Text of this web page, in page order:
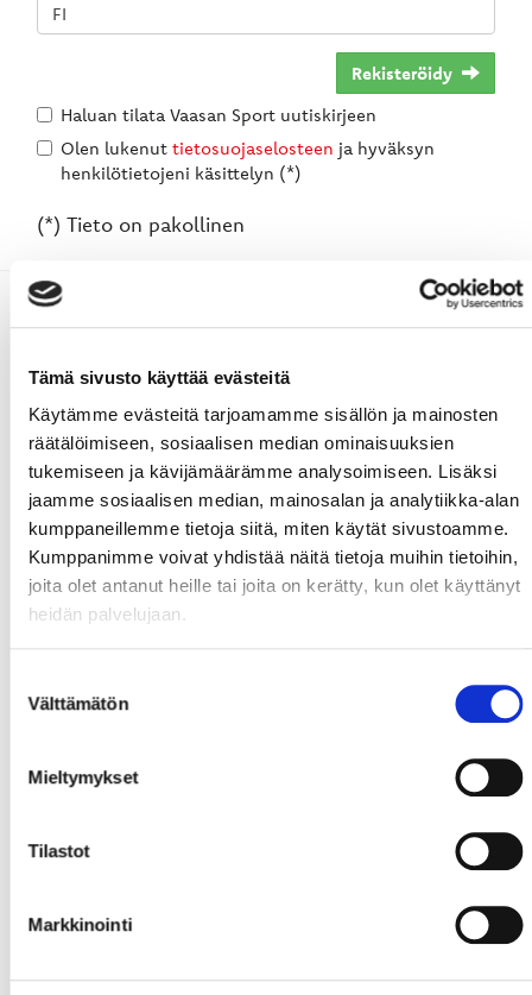
Tämä sivusto käyttää evästeitä
Käytämme evästeitä tarjoamamme sisällön ja mainosten
räätälöimiseen, sosiaalisen median ominaisuuksien
tukemiseen ja kävijämäärämme analysoimiseen. Lisäksi
jaamme sosiaalisen median, mainosalan ja analytiikka-alan
kumppaneillemme tietoja siitä, miten käytät sivustoamme.
Kumppanimme voivat yhdistää näitä tietoja muihin tietoihin,
joita olet antanut heille tai joita on kerätty, kun olet käyttänyt
heidän palvelujaan.
valinta
Välttämätön
Mieltymykset
Tilastot
Markkinointi
Rekisteröidy
Haluan tilata Vaasan Sport uutiskirjeen
Olen lukenut tietosuojaselosteen ja hyväksyn
henkilötietojeni käsittelyn (*)
(*) Tieto on pakollinen